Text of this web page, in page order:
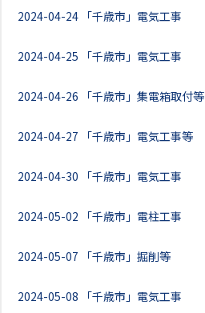
2024-04-24 「千歳市」電気工事
2024-04-25 「千歳市」電気工事
2024-04-26 「千歳市」集電箱取付等
2024-04-27 「千歳市」電気工事等
2024-04-30 「千歳市」電気工事
2024-05-02 「千歳市」電柱工事
2024-05-07 「千歳市」掘削等
2024-05-08 「千歳市」電気工事